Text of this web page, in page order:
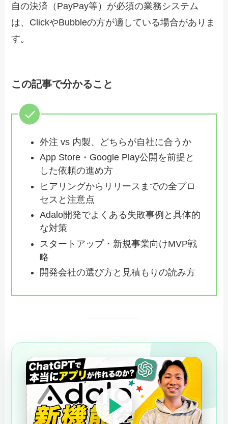
自の決済（PayPay等）が必須の業務システム
は、ClickやBubbleの方が適している場合がありま
す。
この記事で分かること
外注 vs 内製、どちらが自社に合うか
App Store・Google Play公開を前提と
した依頼の進め方
ヒアリングからリリースまでの全プロ
セスと注意点
Adalo開発でよくある失敗事例と具体的
な対策
スタートアップ・新規事業向けMVP戦
略
開発会社の選び方と見積もりの読み方